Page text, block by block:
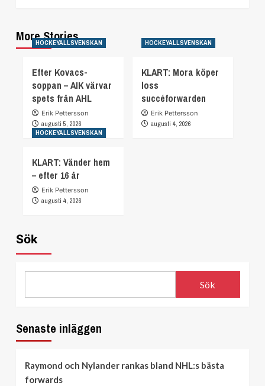
More Stories
HOCKEYALLSVENSKAN
Efter Kovacs-
soppan – AIK värvar
spets från AHL
Erik Pettersson
augusti 5, 2026
HOCKEYALLSVENSKAN
KLART: Mora köper
loss
succéforwarden
Erik Pettersson
augusti 4, 2026
HOCKEYALLSVENSKAN
KLART: Vänder hem
– efter 16 år
Erik Pettersson
augusti 4, 2026
Sök
Sök
Senaste inläggen
Raymond och Nylander rankas bland NHL:s bästa
forwards